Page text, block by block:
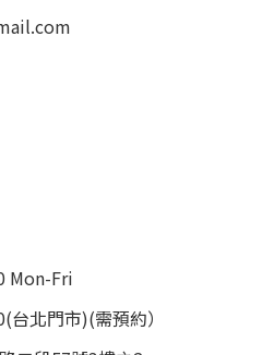
Mon-Fri
門市)(需預約）